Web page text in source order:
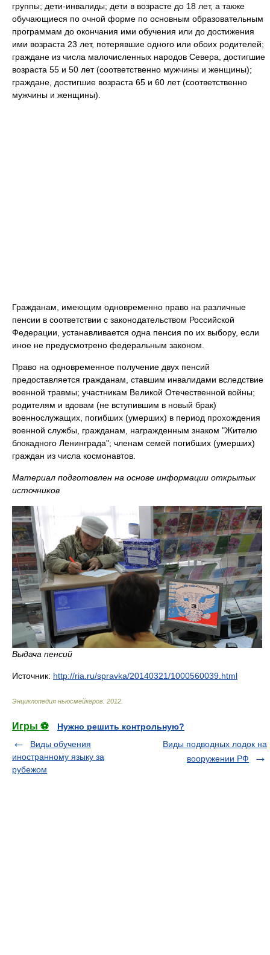
группы; дети-инвалиды; дети в возрасте до 18 лет, а также
обучающиеся по очной форме по основным образовательным
программам до окончания ими обучения или до достижения
ими возраста 23 лет, потерявшие одного или обоих родителей;
граждане из числа малочисленных народов Севера, достигшие
возраста 55 и 50 лет (соответственно мужчины и женщины);
граждане, достигшие возраста 65 и 60 лет (соответственно
мужчины и женщины).
Гражданам, имеющим одновременно право на различные
пенсии в соответствии с законодательством Российской
Федерации, устанавливается одна пенсия по их выбору, если
иное не предусмотрено федеральным законом.
Право на одновременное получение двух пенсий
предоставляется гражданам, ставшим инвалидами вследствие
военной травмы; участникам Великой Отечественной войны;
родителям и вдовам (не вступившим в новый брак)
военнослужащих, погибших (умерших) в период прохождения
военной службы, гражданам, награжденным знаком "Жителю
блокадного Ленинграда"; членам семей погибших (умерших)
граждан из числа космонавтов.
Материал подготовлен на основе информации открытых
источников
Выдача пенсий
Источник: http://ria.ru/spravka/20140321/1000560039.html
Энциклопедия ньюсмейкеров 2012
Игры ⚽
Нужно решить контрольную?
Виды обучения
иностранному языку за
рубежом
Виды подводных лодок на
вооружении РФ